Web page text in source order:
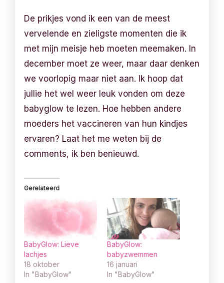
De prikjes vond ik een van de meest
vervelende en zieligste momenten die ik
met mijn meisje heb moeten meemaken. In
december moet ze weer, maar daar denken
we voorlopig maar niet aan. Ik hoop dat
jullie het wel weer leuk vonden om deze
babyglow te lezen. Hoe hebben andere
moeders het vaccineren van hun kindjes
ervaren? Laat het me weten bij de
comments, ik ben benieuwd.
Gerelateerd
BabyGlow: Lieve
lachjes
18 oktober
In "BabyGlow"
BabyGlow:
babyzwemmen
16 januari
In "BabyGlow"